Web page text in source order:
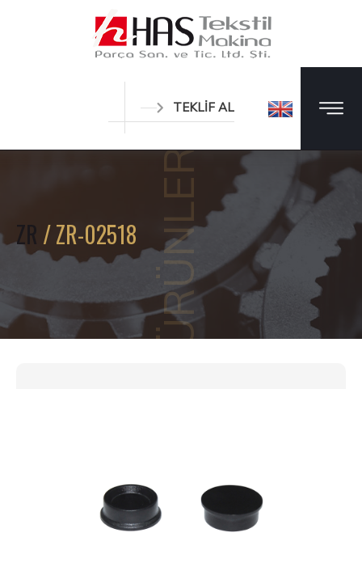
TEKLİF AL
ÜRÜNLER
ZR / ZR-02518